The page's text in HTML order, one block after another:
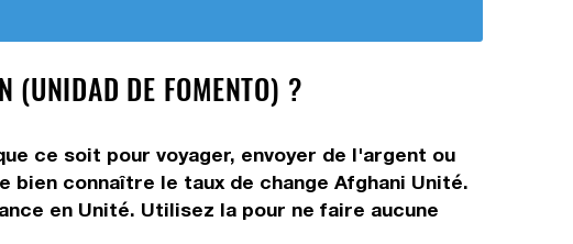
(UNIDAD DE FOMENTO) ?
ce soit pour voyager, envoyer de l'argent ou
connaître le taux de change Afghani Unité.
en Unité. Utilisez la pour ne faire aucune